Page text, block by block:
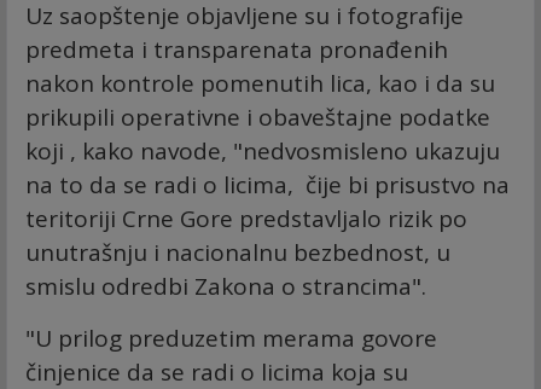
Uz saopštenje objavljene su i fotografije
predmeta i transparenata pronađenih
nakon kontrole pomenutih lica, kao i da su
prikupili operativne i obaveštajne podatke
koji , kako navode, "nedvosmisleno ukazuju
na to da se radi o licima, čije bi prisustvo na
teritoriji Crne Gore predstavljalo rizik po
unutrašnju i nacionalnu bezbednost, u
smislu odredbi Zakona o strancima".
"U prilog preduzetim merama govore
činjenice da se radi o licima koja su